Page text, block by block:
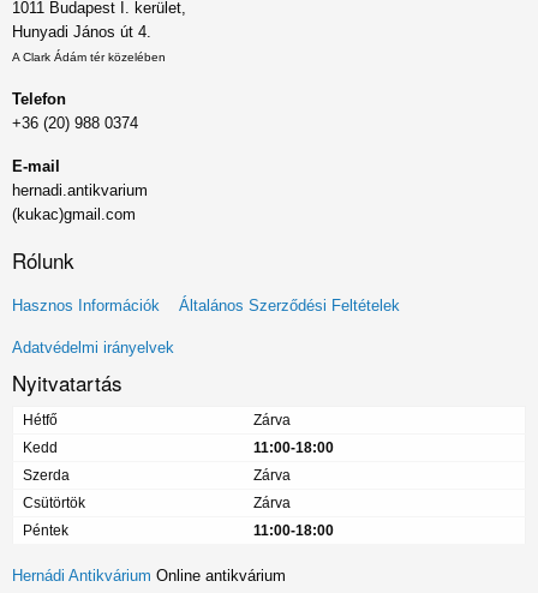
1011 Budapest I. kerület,
Hunyadi János út 4.
A Clark Ádám tér közelében
Telefon
+36 (20) 988 0374
E-mail
hernadi.antikvarium
(kukac)gmail.com
Rólunk
Lábléc
menü
Hasznos Információk Általános Szerződési Feltételek
Adatvédelmi irányelvek
Nyitvatartás
Hétfő
Zárva
Kedd
11:00-18:00
Szerda
Zárva
Csütörtök
Zárva
Péntek
11:00-18:00
Hernádi Antikvárium Online antikvárium